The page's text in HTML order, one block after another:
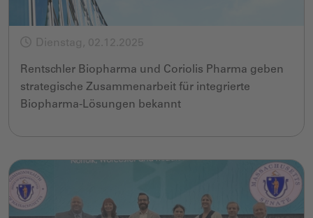
Rentschler Biopharma und Coriolis Pharma geben
strategische Zusammenarbeit für integrierte
Biopharma-Lösungen bekannt